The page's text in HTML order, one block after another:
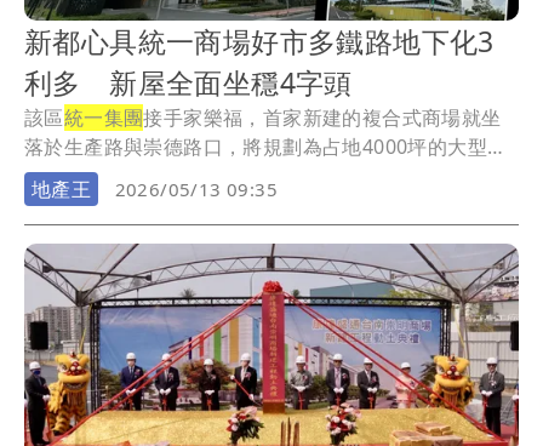
新都心具統一商場好市多鐵路地下化3
利多 新屋全面坐穩4字頭
該區統一集團接手家樂福，首家新建的複合式商場就坐
落於生產路與崇德路口，將規劃為占地4000坪的大型
商...
地產王 2026/05/13 09:35